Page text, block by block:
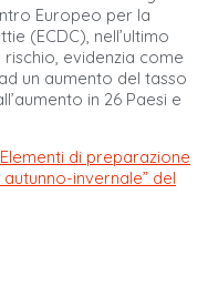
Europeo per la
(ECDC), nell’ultimo
evidenzia come
un aumento del tasso
in 26 Paesi e
di preparazione
invernale” del